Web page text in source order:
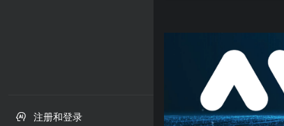
 注册和登录